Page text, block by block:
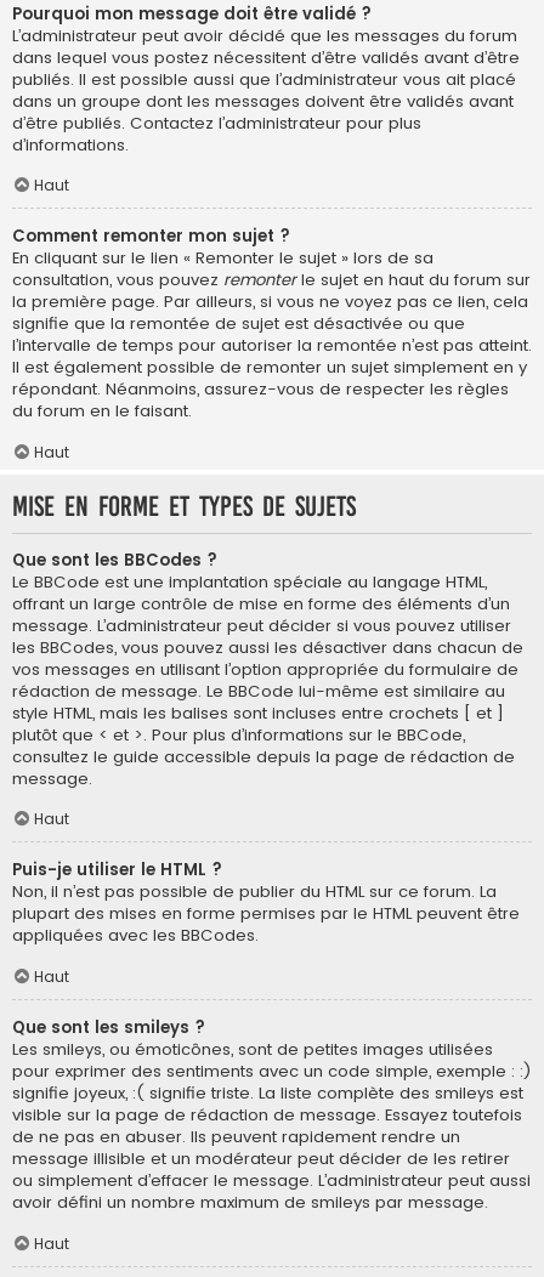
Pourquoi mon message doit être validé ?
L’administrateur peut avoir décidé que les messages du forum
dans lequel vous postez nécessitent d’être validés avant d’être
publiés. Il est possible aussi que l’administrateur vous ait placé
dans un groupe dont les messages doivent être validés avant
d’être publiés. Contactez l’administrateur pour plus
d’informations.
Haut
Comment remonter mon sujet ?
En cliquant sur le lien « Remonter le sujet » lors de sa
consultation, vous pouvez remonterle sujet en haut du forum sur
la première page. Par ailleurs, si vous ne voyez pas ce lien, cela
signifie que la remontée de sujet est désactivée ou que
l’intervalle de temps pour autoriser la remontée n’est pas atteint.
Il est également possible de remonter un sujet simplement en y
répondant. Néanmoins, assurez-vous de respecter les règles
du forum en le faisant.
Haut
Mise en forme et types de sujets
Que sont les BBCodes ?
Le BBCode est une implantation spéciale au langage HTML,
offrant un large contrôle de mise en forme des éléments d’un
message. L’administrateur peut décider si vous pouvez utiliser
les BBCodes, vous pouvez aussi les désactiver dans chacun de
vos messages en utilisant l’option appropriée du formulaire de
rédaction de message. Le BBCode lui-même est similaire au
style HTML, mais les balises sont incluses entre crochets [ et ]
plutôt que < et >. Pour plus d’informations sur le BBCode,
consultez le guide accessible depuis la page de rédaction de
message.
Haut
Puis-je utiliser le HTML ?
Non, il n’est pas possible de publier du HTML sur ce forum. La
plupart des mises en forme permises par le HTML peuvent être
appliquées avec les BBCodes.
Haut
Que sont les smileys ?
Les smileys, ou émoticônes, sont de petites images utilisées
pour exprimer des sentiments avec un code simple, exemple : :)
signifie joyeux, :( signifie triste. La liste complète des smileys est
visible sur la page de rédaction de message. Essayez toutefois
de ne pas en abuser. Ils peuvent rapidement rendre un
message illisible et un modérateur peut décider de les retirer
ou simplement d’effacer le message. L’administrateur peut aussi
avoir défini un nombre maximum de smileys par message.
Haut